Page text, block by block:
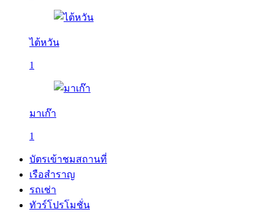
ไต้หวัน
1
มาเก๊า
1
บัตรเข้าชมสถานที่
เรือสำราญ
รถเช่า
ทัวร์โปรโมชั่น